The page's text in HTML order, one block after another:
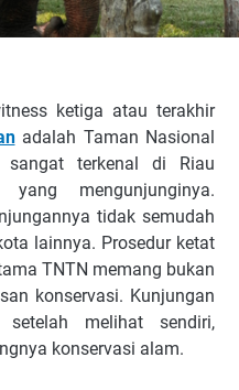
ketiga atau terakhir
adalah Taman Nasional
terkenal di Riau
mengunjunginya.
tidak semudah
lainnya. Prosedur ketat
TNTN memang bukan
konservasi. Kunjungan
melihat sendiri,
konservasi alam.